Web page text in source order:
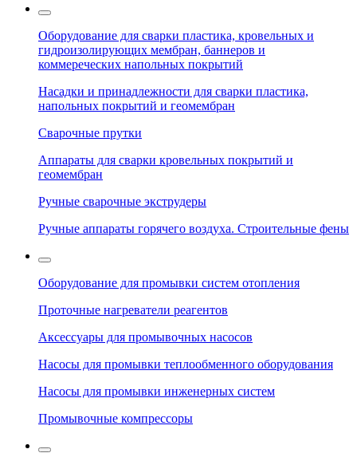
Оборудование для сварки пластика, кровельных и
гидроизолирующих мембран, баннеров и
коммереческих напольных покрытий
Насадки и принадлежности для сварки пластика,
напольных покрытий и геомембран
Сварочные прутки
Аппараты для сварки кровельных покрытий и
геомембран
Ручные сварочные экструдеры
Ручные аппараты горячего воздуха. Строительные фены
Оборудование для промывки систем отопления
Проточные нагреватели реагентов
Аксессуары для промывочных насосов
Насосы для промывки теплообменного оборудования
Насосы для промывки инженерных систем
Промывочные компрессоры